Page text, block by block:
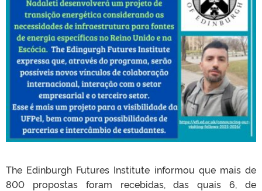
The Edinburgh Futures Institute informou que mais de
800 propostas foram recebidas, das quais 6, de